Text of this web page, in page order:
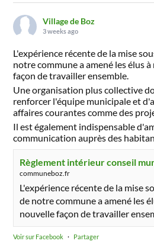
Village de Boz
3 weeks ago
L'expérience récente de la mise
notre commune a amené les élus
façon de travailler ensemble.
Une organisation plus collective
renforcer l'équipe municipale et
affaires courantes comme des
Il est également indispensable
communication auprès des
Règlement intérieur conseil
communeboz.fr
L'expérience récente de la mise
de notre commune a amené les
nouvelle façon de travailler
Voir sur Facebook · Partager